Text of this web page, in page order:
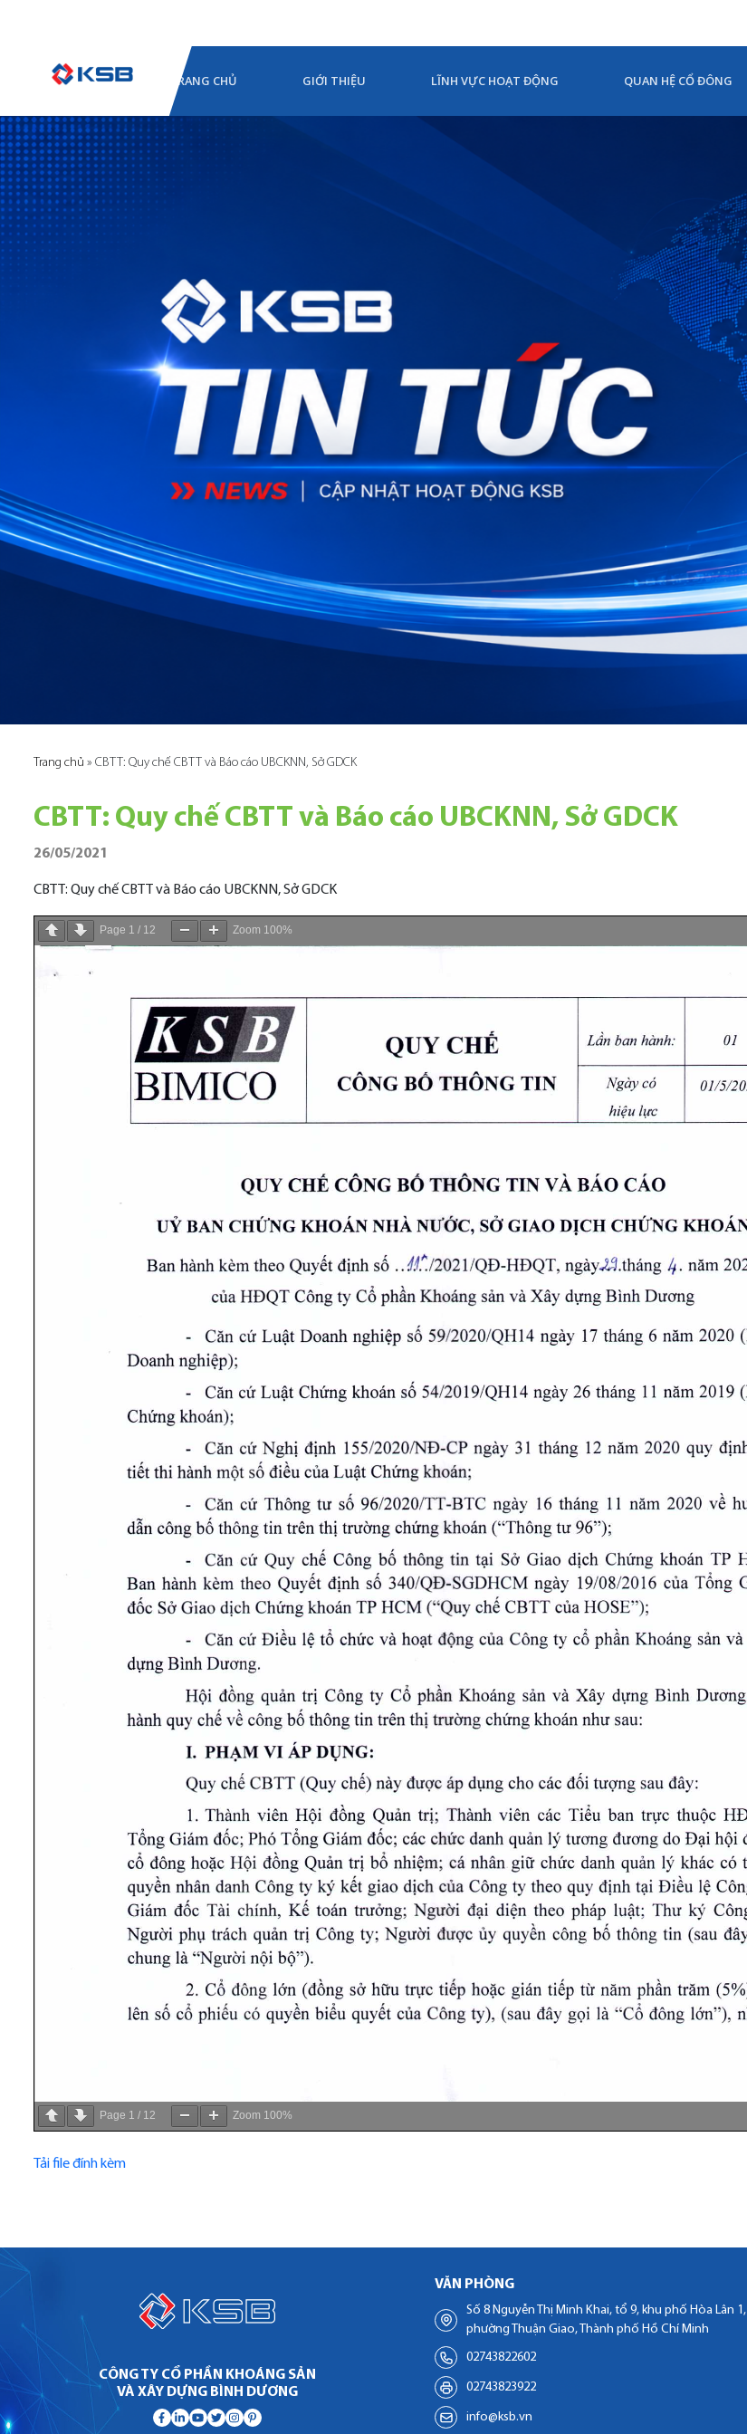
TRANG CHỦ GIỚI THIỆU LĨNH VỰC HOẠT ĐỘNG QUAN HỆ CỔ ĐÔNG
Trang chủ » CBTT: Quy chế CBTT và Báo cáo UBCKNN, Sở GDCK
CBTT: Quy chế CBTT và Báo cáo UBCKNN, Sở GDCK
26/05/2021
CBTT: Quy chế CBTT và Báo cáo UBCKNN, Sở GDCK
Page 1 / 12 Zoom 100%
Page 1 / 12 Zoom 100%
Tải file đính kèm
CÔNG TY CỔ PHẦN KHOÁNG SẢN
VÀ XÂY DỰNG BÌNH DƯƠNG
VĂN PHÒNG
Số 8 Nguyễn Thị Minh Khai, tổ 9, khu phố Hòa Lân 1,
phường Thuận Giao, Thành phố Hồ Chí Minh
02743822602
02743823922
info@ksb.vn